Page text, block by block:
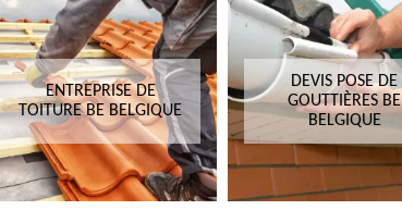
ENTREPRISE DE
TOITURE BE BELGIQUE
DEVIS POSE DE
GOUTTIÈRES BE
BELGIQUE